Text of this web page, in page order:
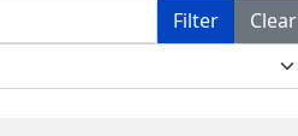
Filter
Clear